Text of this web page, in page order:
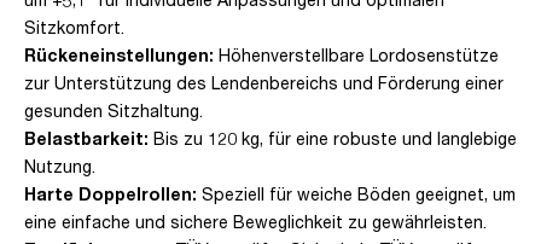
Sitzkomfort.
Rückeneinstellungen: Höhenverstellbare Lordosenstütze
zur Unterstützung des Lendenbereichs und Förderung einer
gesunden Sitzhaltung.
Belastbarkeit: Bis zu 120 kg, für eine robuste und langlebige
Nutzung.
Harte Doppelrollen: Speziell für weiche Böden geeignet, um
eine einfache und sichere Beweglichkeit zu gewährleisten.